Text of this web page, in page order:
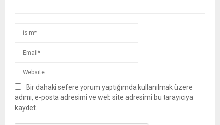
Bir dahaki sefere yorum yaptığımda kullanılmak üzere
adımı, e-posta adresimi ve web site adresimi bu tarayıcıya
kaydet.